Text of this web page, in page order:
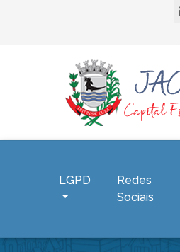
LGPD
Redes
Sociais